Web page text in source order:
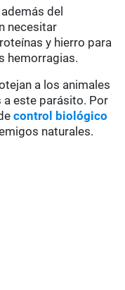
del
necesitar
y hierro para
hemorragias.
a los animales
este parásito. Por
control biológico
naturales.